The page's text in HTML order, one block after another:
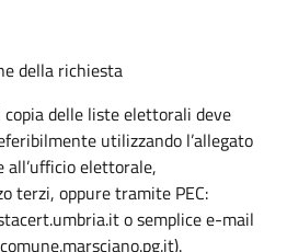
della richiesta
delle liste elettorali deve
utilizzando l’allegato
all’ufficio elettorale,
terzi, oppure tramite PEC:
o semplice e-mail